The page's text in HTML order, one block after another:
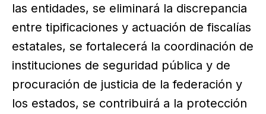
las entidades, se eliminará la discrepancia
entre tipificaciones y actuación de fiscalías
estatales, se fortalecerá la coordinación de
instituciones de seguridad pública y de
procuración de justicia de la federación y
los estados, se contribuirá a la protección